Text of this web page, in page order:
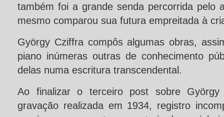
também foi a grande senda percorrida pelo
mesmo comparou sua futura empreitada à
György Cziffra compôs algumas obras,
piano inúmeras outras de conhecimento
delas numa escritura transcendental.
Ao finalizar o terceiro post sobre
gravação realizada em 1934, registro